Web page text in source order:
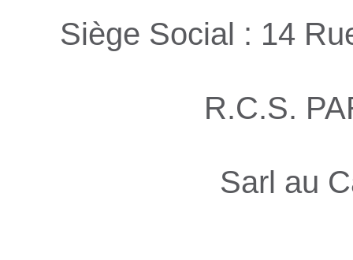
Siège Social : 14
R.C.S.
Sarl au